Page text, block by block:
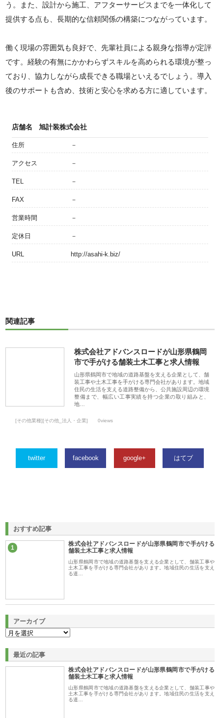
う。また、設計から施工、アフターサービスまでを一体化して
提供する点も、長期的な信頼関係の構築につながっています。
働く現場の雰囲気も良好で、先輩社員による親身な指導が定評
です。経験の有無にかかわらずスキルを高められる環境が整っ
ており、協力しながら成長できる職場といえるでしょう。導入
後のサポートも含め、技術と安心を求める方に適しています。
店舗名 旭計装株式会社
住所 －
アクセス －
TEL －
FAX －
営業時間 －
定休日 －
URL http://asahi-k.biz/
関連記事
株式会社アドバンスロードが山形県鶴岡
市で手がける舗装土木工事と求人情報
山形県鶴岡市で地域の道路基盤を支える企業として、舗
装工事や土木工事を手がける専門会社があります。地域
住民の生活を支える道路整備から、公共施設周辺の環境
整備まで、幅広い工事実績を持つ企業の取り組みと、
地…
[その他業種][その他_法人・企業] 0views
twitter facebook google+ はてブ
おすすめ記事
1
株式会社アドバンスロードが山形県鶴岡市で手がける
舗装土木工事と求人情報
山形県鶴岡市で地域の道路基盤を支える企業として、舗装工事や
土木工事を手がける専門会社があります。地域住民の生活を支え
る道…
アーカイブ
最近の記事
株式会社アドバンスロードが山形県鶴岡市で手がける
舗装土木工事と求人情報
山形県鶴岡市で地域の道路基盤を支える企業として、舗装工事や
土木工事を手がける専門会社があります。地域住民の生活を支え
る道…